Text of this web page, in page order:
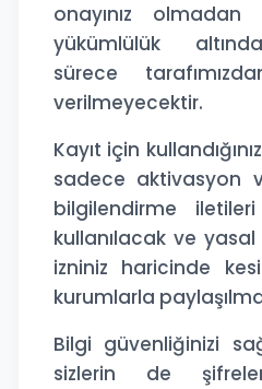
onayınız
yükümlülük
sürece
verilmeyecektir.
Kayıt için
sadece aktivasyon
bilgilendirme
kullanılacak ve
izniniz haricinde
kurumlarla
Bilgi güvenliğinizi
sizlerin de